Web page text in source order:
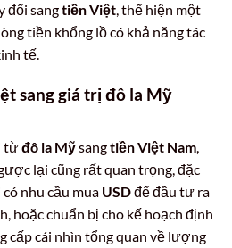
đổi sangtiền Việt, thể hiện một
tiền khổng lồ có khả năng tác
tế.
sanggiá trị đô la Mỹ
từđô la Mỹsangtiền Việt Nam
lại cũng rất quan trọng, đặc
nhu cầu mua USDđể đầu tư ra
hoặc chuẩn bị cho kế hoạch định
cấp cái nhìn tổng quan về lượng